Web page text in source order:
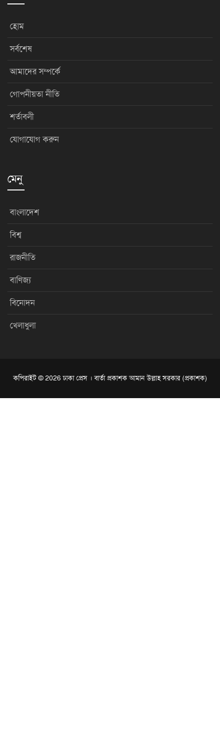
হোম
সর্বশেষ
আমাদের সম্পর্কে
গোপনীয়তা নীতি
শর্তাবলী
যোগাযোগ করুন
মেনু
বাংলাদেশ
বিশ্ব
রাজনীতি
বাণিজ্য
বিনোদন
খেলাধুলা
কপিরাইট © 2026 ঢাকা প্রেস । বার্তা প্রকাশক আমান উল্লাহ সরকার (প্রকাশক)